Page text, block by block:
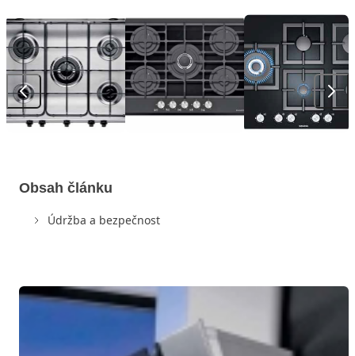
Obsah článku
Údržba a bezpečnost